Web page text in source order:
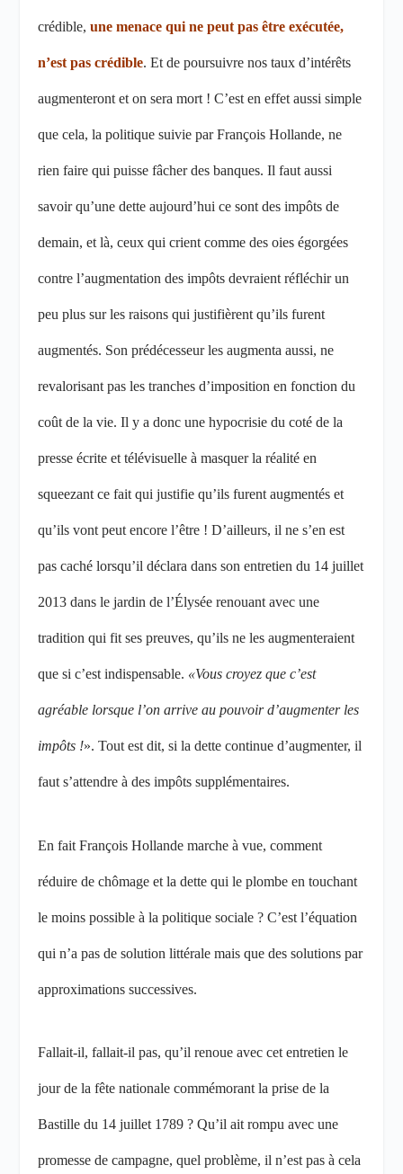
crédible,une menace qui ne peut pas être exécutée,
n’est pas crédible. Et de poursuivre nos taux d’intérêts
augmenteront et on sera mort ! C’est en effet aussi simple
que cela, la politique suivie par François Hollande, ne
rien faire qui puisse fâcher des banques. Il faut aussi
savoir qu’une dette aujourd’hui ce sont des impôts de
demain, et là, ceux qui crient comme des oies égorgées
contre l’augmentation des impôts devraient réfléchir un
peu plus sur les raisons qui justifièrent qu’ils furent
augmentés. Son prédécesseur les augmenta aussi, ne
revalorisant pas les tranches d’imposition en fonction du
coût de la vie. Il y a donc une hypocrisie du coté de la
presse écrite et télévisuelle à masquer la réalité en
squeezant ce fait qui justifie qu’ils furent augmentés et
qu’ils vont peut encore l’être ! D’ailleurs, il ne s’en est
pas caché lorsqu’il déclara dans son entretien du 14 juillet
2013 dans le jardin de l’Élysée renouant avec une
tradition qui fit ses preuves, qu’ils ne les augmenteraient
que si c’est indispensable. «Vous croyez que c’est
agréable lorsque l’on arrive au pouvoir d’augmenter les
impôts !». Tout est dit, si la dette continue d’augmenter, il
faut s’attendre à des impôts supplémentaires.
En fait François Hollande marche à vue, comment
réduire de chômage et la dette qui le plombe en touchant
le moins possible à la politique sociale ? C’est l’équation
qui n’a pas de solution littérale mais que des solutions par
approximations successives.
Fallait-il, fallait-il pas, qu’il renoue avec cet entretien le
jour de la fête nationale commémorant la prise de la
Bastille du 14 juillet 1789 ? Qu’il ait rompu avec une
promesse de campagne, quel problème, il n’est pas à cela